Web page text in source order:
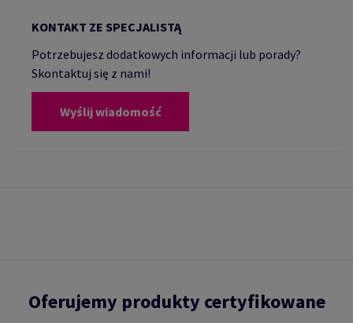
KONTAKT ZE SPECJALISTĄ
Potrzebujesz dodatkowych informacji lub porady?
Skontaktuj się z nami!
Wyślij wiadomość
Oferujemy produkty certyfikowane